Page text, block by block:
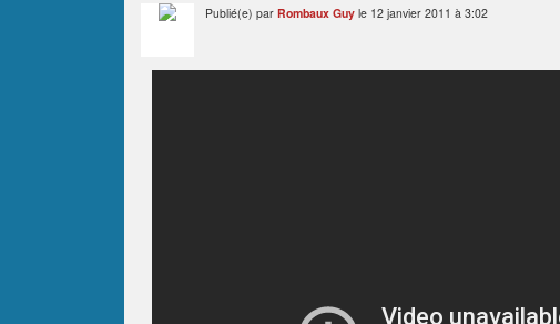
Publié(e) par Rombaux Guy le 12 janvier 2011 à 3:02